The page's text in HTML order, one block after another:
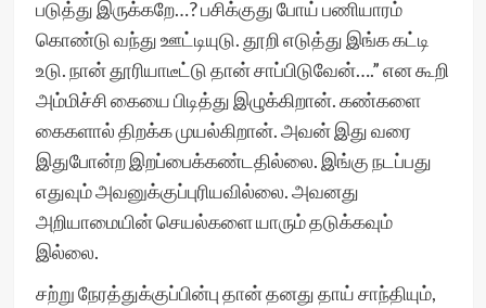
படுத்து இருக்கறே…? பசிக்குது போய் பணியாரம்
கொண்டு வந்து ஊட்டியுடு. தூறி எடுத்து இங்க கட்டி
உடு. நான் தூரியாடீட்டு தான் சாப்பிடுவேன்….” என கூறி
அம்மிச்சி கையை பிடித்து இழுக்கிறான். கண்களை
கைகளால் திறக்க முயல்கிறான். அவன் இது வரை
இதுபோன்ற இறப்பைக்கண்டதில்லை. இங்கு நடப்பது
எதுவும் அவனுக்குப்புரியவில்லை. அவனது
அறியாமையின் செயல்களை யாரும் தடுக்கவும்
இல்லை.
சற்று நேரத்துக்குப்பின்பு தான் தனது தாய் சாந்தியும்,